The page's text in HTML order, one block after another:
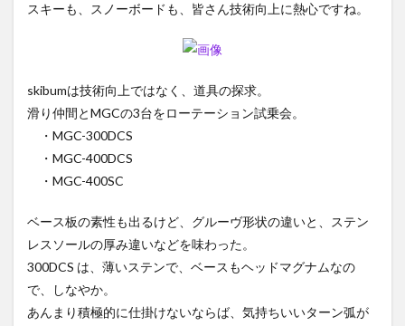
スキーも、スノーボードも、皆さん技術向上に熱心ですね。
skibumは技術向上ではなく、道具の探求。
滑り仲間とMGCの3台をローテーション試乗会。
・MGC-300DCS
・MGC-400DCS
・MGC-400SC
ベース板の素性も出るけど、グルーヴ形状の違いと、ステン
レスソールの厚み違いなどを味わった。
300DCS は、薄いステンで、ベースもヘッドマグナムなの
で、しなやか。
あんまり積極的に仕掛けないならば、気持ちいいターン弧が